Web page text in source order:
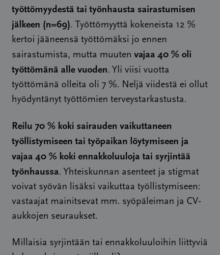
työttömyydestä tai työnhausta sairastumisen
jälkeen (n=69). Työttömyyttä kokeneista 12 %
kertoi jääneensä työttömäksi jo ennen
sairastumista, mutta muuten vajaa 40 % oli
työttömänä alle vuoden. Yli viisi vuotta
työttömänä olleita oli 7 %. Neljä viidestä ei ollut
hyödyntänyt työttömien terveystarkastusta.
Reilu 70 % koki sairauden vaikuttaneen
työllistymiseen tai työpaikan löytymiseen ja
vajaa 40 % koki ennakkoluuloja tai syrjintää
työnhaussa. Yhteiskunnan asenteet ja stigmat
voivat syövän lisäksi vaikuttaa työllistymiseen:
vastaajat mainitsevat mm. syöpäleiman ja CV-
aukkojen seuraukset.
Millaisia syrjintään tai ennakkoluuloihin liittyviä